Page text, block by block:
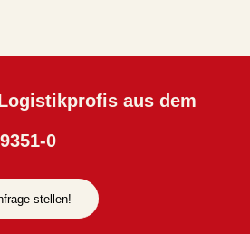
aus dem
0
stellen!